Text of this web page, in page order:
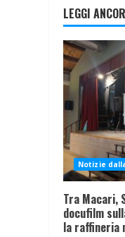
LEGGI
Notizie
Tra Macari,
docufilm
la raffineria